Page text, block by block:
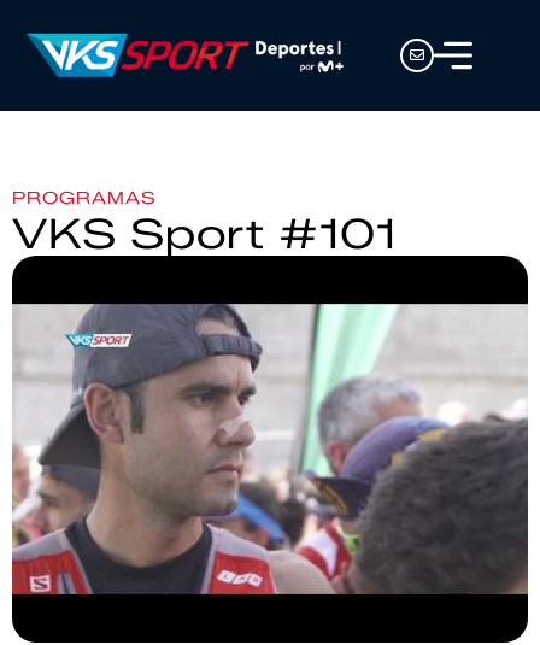
PROGRAMAS
VKS Sport #101